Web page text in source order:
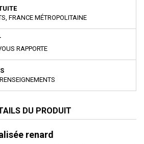
FRANCE MÉTROPOLITAINE
RAPPORTE
DU PRODUIT
renard